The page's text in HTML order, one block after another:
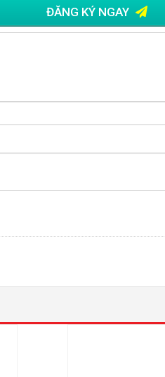
ĐĂNG KÝ NGAY